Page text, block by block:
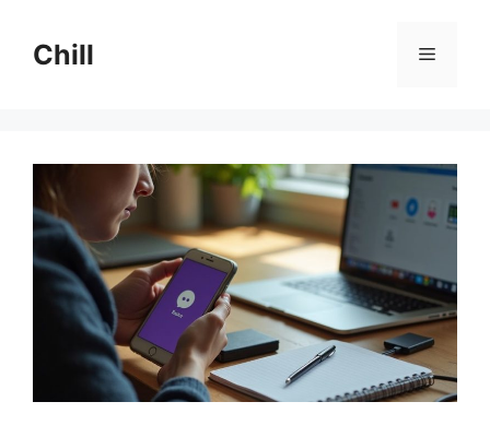
sadržajChill